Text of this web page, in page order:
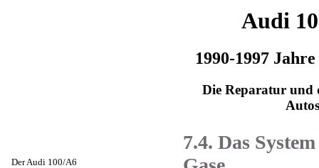
Audi
1990-1997
Die Reparatur und
Autos
Der Audi 100/A6
7.4. Das